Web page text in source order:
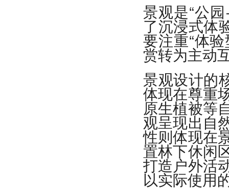
景观是“公
了沉浸式体
要注重“体
赏转为主动
景观设计的
体现在尊重
原生植被等
观呈现出自
性则体现在
置林下休闲
打造户外活
以实际使用